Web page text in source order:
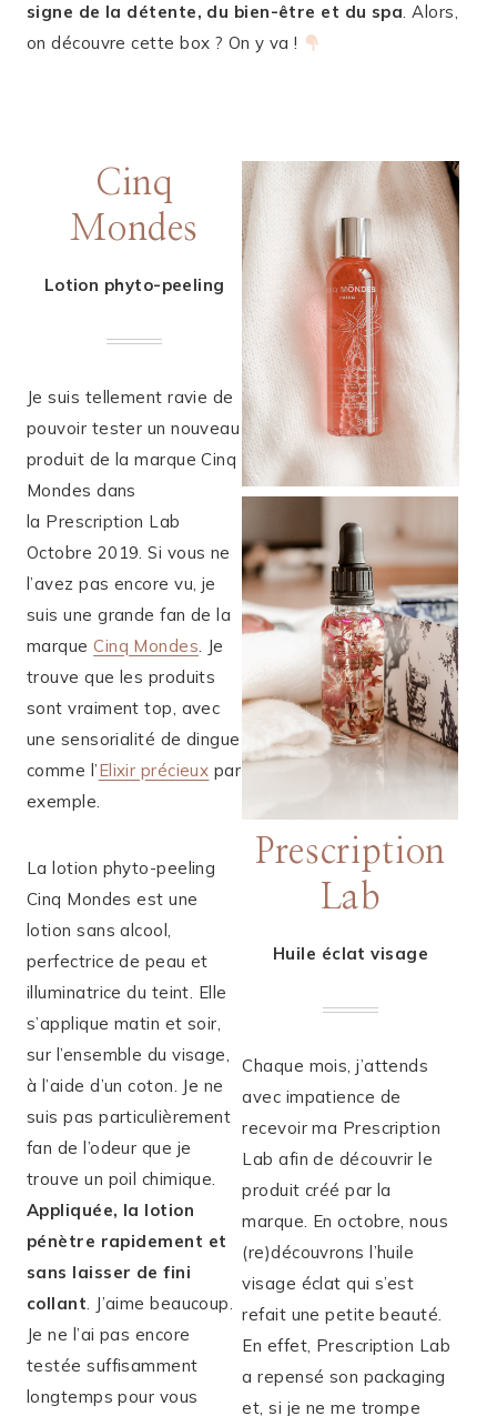
signe de la détente, du bien-être et du spa. Alors,
on découvre cette box ? On y va !
Cinq
Mondes
Lotion phyto-peeling
Je suis tellement ravie de
pouvoir tester un nouveau
produit de la marque Cinq
Mondes dans
la Prescription Lab
Octobre 2019. Si vous ne
l’avez pas encore vu, je
suis une grande fan de la
marqueCinq Mondes. Je
trouve que les produits
sont vraiment top, avec
une sensorialité de dingue
comme l’Elixir précieux par
exemple.
La lotion phyto-peeling
Cinq Mondes est une
lotion sans alcool,
perfectrice de peau et
illuminatrice du teint. Elle
s’applique matin et soir,
sur l’ensemble du visage,
à l’aide d’un coton. Je ne
suis pas particulièrement
fan de l’odeur que je
trouve un poil chimique.
Appliquée, la lotion
pénètre rapidement et
sans laisser de fini
collant. J’aime beaucoup.
Je ne l’ai pas encore
testée suffisamment
longtemps pour vous
Prescription
Lab
Huile éclat visage
Chaque mois, j’attends
avec impatience de
recevoir ma Prescription
Lab afin de découvrir le
produit créé par la
marque. En octobre, nous
(re)découvrons l’huile
visage éclat qui s’est
refait une petite beauté.
En effet, Prescription Lab
a repensé son packaging
et, si je ne me trompe